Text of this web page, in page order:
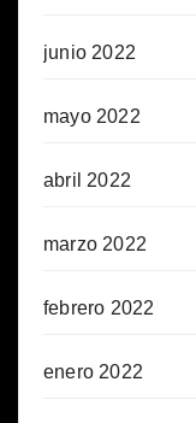
junio 2022
mayo 2022
abril 2022
marzo 2022
febrero 2022
enero 2022